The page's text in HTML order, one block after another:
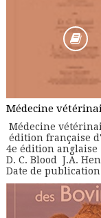
Médecine
Médecine
édition française
4e édition
D. C. Blood J.A.
Date de